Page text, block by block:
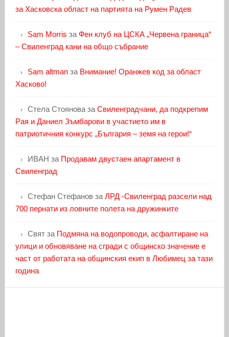
за Хасковска област на партията на Румен Радев
Sam Morris за Фен клуб на ЦСКА „Червена граница“
– Свиленград кани на общо събрание
Sam altmanза Внимание! Оранжев код за област
Хасково!
Стела Стояноваза Свиленградчани, да подкрепим
Рая и Даниел Зъмбарови в участието им в
патриотичния конкурс „България – земя на герои!“
ИВАН за Продавам двустаен апартамент в
Свиленград
Стефан Стефановза ЛРД -Свиленград разсели над
700 пернати из ловните полета на дружинките
Святза Подмяна на водопроводи, асфалтиране на
улици и обновяване на сгради с общинско значение е
част от работата на общинския екип в Любимец за тази
година